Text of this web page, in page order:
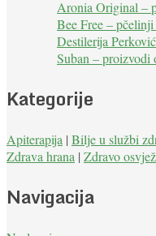
Aronia Original –
Bee Free –
Destilerija
Suban –
Kategorije
Apiterapija | Bilje u službi
Zdrava hrana | Zdravo
Navigacija